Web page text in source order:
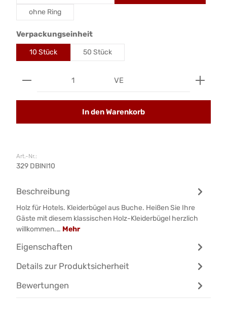
ohne Ring
Verpackungseinheitauswählen
10 Stück 50 Stück
Produkt Anzahl: Gib den gewünschten Wert
VE
In den Warenkorb
Art.-Nr.:
329 DBlNl10
Beschreibung
Holz für Hotels. Kleiderbügel aus Buche. Heißen Sie Ihre
Gäste mit diesem klassischen Holz-Kleiderbügel herzlich
willkommen.… Mehr
Eigenschaften
Details zur Produktsicherheit
Bewertungen